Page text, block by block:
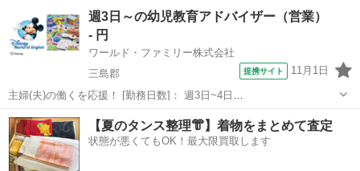
三島郡 島本駅 季節、空調家電 黒ニンニク
週3日～の幼児教育アドバイザー（営業）
- 円
ワールド・ファミリー株式会社
三島郡
提携サイト 11月1日
主婦(夫)の働くを応援！ [勤務日数]： 週3日~4日
09:30~17:30/09:00~12:00/13:00~17:00/10:00~16:00 [勤務地・最寄
駅]： 大阪府三島郡 ※勤務エリア選択可 ワールド・...
大阪 三島郡 営業
【夏のタンス整理👘】着物をまとめて査定
状態が悪くてもOK！最大限買取します